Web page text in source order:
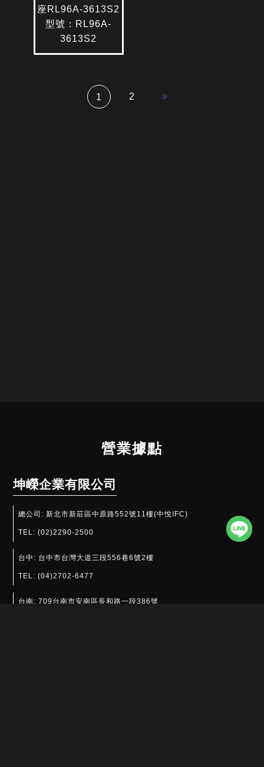
座RL96A-3613S2
型號：RL96A-
3613S2
1 2
營業據點
坤嶸企業有限公司
總公司:新北市新莊區中原路552號11樓(中悅IFC)
TEL:(02)2290-2500
台中: 台中市台灣大道三段556巷6號2樓
TEL:(04)2702-6477
台南:709台南市安南區長和路一段386號